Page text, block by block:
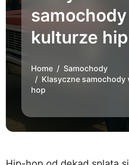
kulturze
Home
Samochody
Klasyczne
hop